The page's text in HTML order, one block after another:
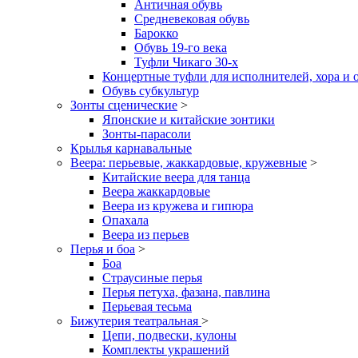
Античная обувь
Средневековая обувь
Барокко
Обувь 19-го века
Туфли Чикаго 30-х
Концертные туфли для исполнителей, хора и
Обувь субкультур
Зонты сценические >
Японские и китайские зонтики
Зонты-парасоли
Крылья карнавальные
Веера: перьевые, жаккардовые, кружевные >
Китайские веера для танца
Веера жаккардовые
Веера из кружева и гипюра
Опахала
Веера из перьев
Перья и боа >
Боа
Страусиные перья
Перья петуха, фазана, павлина
Перьевая тесьма
Бижутерия театральная >
Цепи, подвески, кулоны
Комплекты украшений